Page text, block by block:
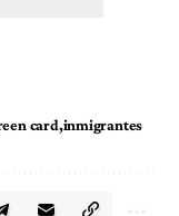
card inmigrantes